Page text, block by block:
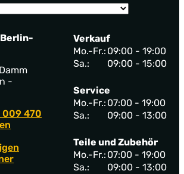
-
470
Verkauf
Mo.-Fr.: 09:00 - 19:00
Sa.:
09:00 - 15:00
Service
Mo.-Fr.: 07:00 - 19:00
Sa.:
09:00 - 13:00
Teile und Zubehör
Mo.-Fr.: 07:00 - 19:00
Sa.:
09:00 - 13:00